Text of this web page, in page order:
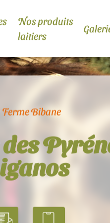
Nos produits
laitiers
Ferme Bibane